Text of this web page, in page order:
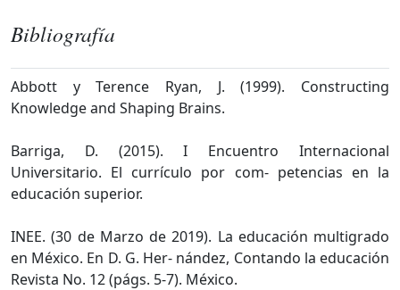
Bibliografía
Abbott y Terence Ryan, J. (1999). Constructing
Knowledge and Shaping Brains.
Barriga, D. (2015). I Encuentro Internacional
Universitario. El currículo por com- petencias en la
educación superior.
INEE. (30 de Marzo de 2019). La educación multigrado
en México. En D. G. Her- nández, Contando la educación
Revista No. 12 (págs. 5-7). México.